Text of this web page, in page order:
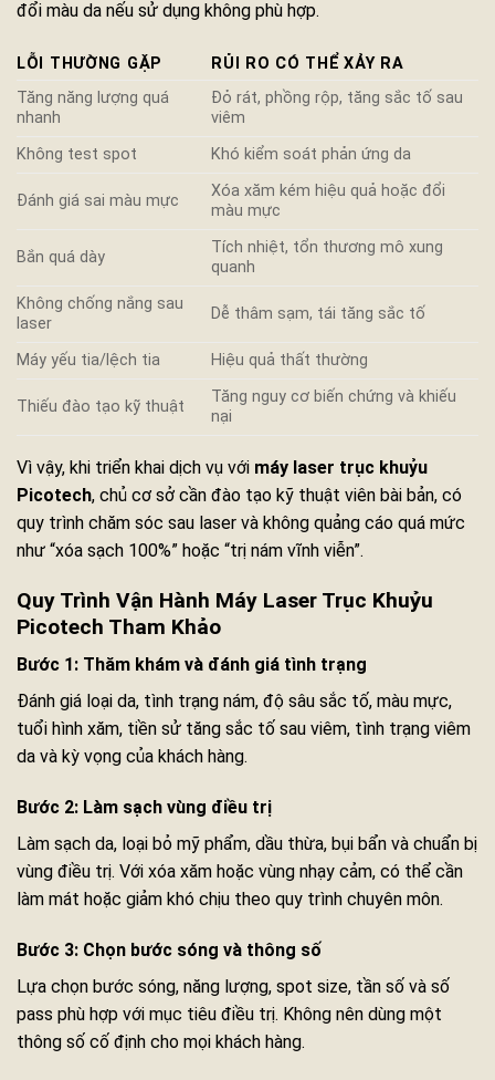
đổi màu da nếu sử dụng không phù hợp.
LỖI THƯỜNG GẶP
RỦI RO CÓ THỂ XẢY RA
Tăng năng lượng quá
nhanh
Đỏ rát, phồng rộp, tăng sắc tố sau
viêm
Không test spot
Khó kiểm soát phản ứng da
Đánh giá sai màu mực
Xóa xăm kém hiệu quả hoặc đổi
màu mực
Bắn quá dày
Tích nhiệt, tổn thương mô xung
quanh
Không chống nắng sau
laser
Dễ thâm sạm, tái tăng sắc tố
Máy yếu tia/lệch tia Hiệu quả thất thường
Thiếu đào tạo kỹ thuật
Tăng nguy cơ biến chứng và khiếu
nại
Vì vậy, khi triển khai dịch vụ với máy laser trục khuỷu
Picotech, chủ cơ sở cần đào tạo kỹ thuật viên bài bản, có
quy trình chăm sóc sau laser và không quảng cáo quá mức
như “xóa sạch 100%” hoặc “trị nám vĩnh viễn”.
Quy Trình Vận Hành Máy Laser Trục Khuỷu
Picotech Tham Khảo
Bước 1: Thăm khám và đánh giá tình trạng
Đánh giá loại da, tình trạng nám, độ sâu sắc tố, màu mực,
tuổi hình xăm, tiền sử tăng sắc tố sau viêm, tình trạng viêm
da và kỳ vọng của khách hàng.
Bước 2: Làm sạch vùng điều trị
Làm sạch da, loại bỏ mỹ phẩm, dầu thừa, bụi bẩn và chuẩn bị
vùng điều trị. Với xóa xăm hoặc vùng nhạy cảm, có thể cần
làm mát hoặc giảm khó chịu theo quy trình chuyên môn.
Bước 3: Chọn bước sóng và thông số
Lựa chọn bước sóng, năng lượng, spot size, tần số và số
pass phù hợp với mục tiêu điều trị. Không nên dùng một
thông số cố định cho mọi khách hàng.